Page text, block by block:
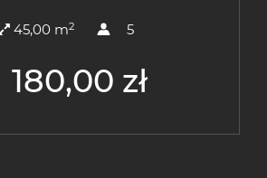
45,00 m2 5
180,00 zł